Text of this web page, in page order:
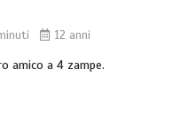
12 anni
amico a 4 zampe.